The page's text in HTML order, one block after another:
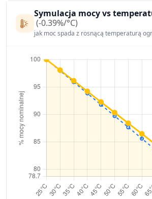
Symulacja mocy vs
(-0.39%/°C)
jak moc spada z rosnącą temperaturą